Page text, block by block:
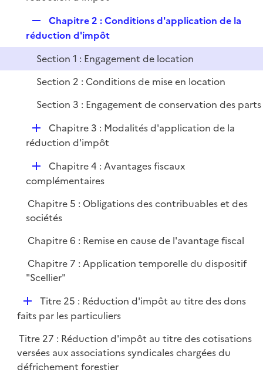
i
r
e
p
l
r
Chapitre 2 : Conditions d'application de la
réduction d'impôt
Section 1 : Engagement de location
Section 2 : Conditions de mise en location
Section 3 : Engagement de conservation des parts
D
é
i
r
Chapitre 3 : Modalités d'application de la
réduction d'impôt
D
é
l
i
e
Chapitre 4 : Avantages fiscaux
complémentaires
Chapitre 5 : Obligations des contribuables et des
sociétés
Chapitre 6 : Remise en cause de l'avantage fiscal
Chapitre 7 : Application temporelle du dispositif
"Scellier"
D
é
l
i
e
Titre 25 : Réduction d'impôt au titre des dons
faits par les particuliers
Titre 27 : Réduction d'impôt au titre des cotisations
versées aux associations syndicales chargées du
défrichement forestier